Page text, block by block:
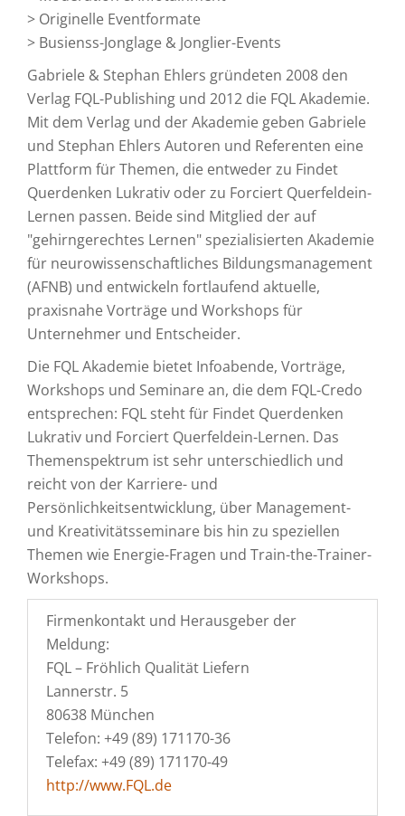
> Originelle Eventformate
> Busienss-Jonglage & Jonglier-Events
Gabriele & Stephan Ehlers gründeten 2008 den
Verlag FQL-Publishing und 2012 die FQL Akademie.
Mit dem Verlag und der Akademie geben Gabriele
und Stephan Ehlers Autoren und Referenten eine
Plattform für Themen, die entweder zu Findet
Querdenken Lukrativ oder zu Forciert Querfeldein-
Lernen passen. Beide sind Mitglied der auf
"gehirngerechtes Lernen" spezialisierten Akademie
für neurowissenschaftliches Bildungsmanagement
(AFNB) und entwickeln fortlaufend aktuelle,
praxisnahe Vorträge und Workshops für
Unternehmer und Entscheider.
Die FQL Akademie bietet Infoabende, Vorträge,
Workshops und Seminare an, die dem FQL-Credo
entsprechen: FQL steht für Findet Querdenken
Lukrativ und Forciert Querfeldein-Lernen. Das
Themenspektrum ist sehr unterschiedlich und
reicht von der Karriere- und
Persönlichkeitsentwicklung, über Management-
und Kreativitätsseminare bis hin zu speziellen
Themen wie Energie-Fragen und Train-the-Trainer-
Workshops.
Firmenkontakt und Herausgeber der
Meldung:
FQL – Fröhlich Qualität Liefern
Lannerstr. 5
80638 München
Telefon: +49 (89) 171170-36
Telefax: +49 (89) 171170-49
http://www.FQL.de